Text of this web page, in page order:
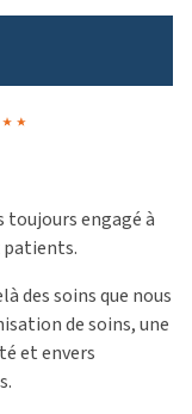
toujours engagé à
patients.
des soins que nous
de soins, une
et envers